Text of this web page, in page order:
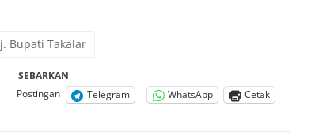
Bupati Takalar
SEBARKAN
Postingan
Telegram WhatsApp Cetak